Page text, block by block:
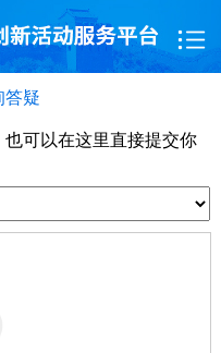
答疑
也可以在这里直接提交你